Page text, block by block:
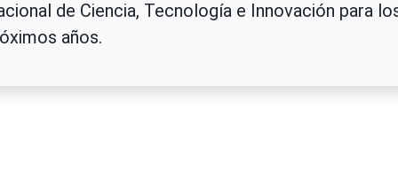
de Ciencia, Tecnología e Innovación para
años.